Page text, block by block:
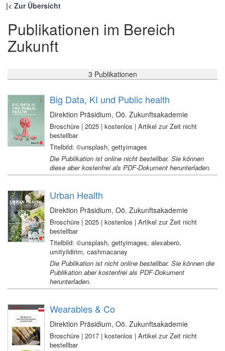
Zur Übersicht
Publikationen im Bereich
Zukunft
3 Publikationen
Big Data, KI und Public health
Direktion Präsidium, Oö. Zukunftsakademie
Broschüre | 2025 | kostenlos | Artikel zur Zeit nicht
bestellbar
Titelbild: ©unsplash, gettyimages
Die Publikation ist online nicht bestellbar. Sie können
diese aber kostenfrei als PDF-Dokument herunterladen.
Urban Health
Direktion Präsidium, Oö. Zukunftsakademie
Broschüre | 2025 | kostenlos | Artikel zur Zeit nicht
bestellbar
Titelbild: ©unsplash, gettyimages, alexabero,
umityildirim, cashmacanay
Die Publikation ist nicht online bestellbar. Sie können die
Publikation aber kostenfrei als PDF-Dokument
herunterladen.
Wearables & Co
Direktion Präsidium, Oö. Zukunftsakademie
Broschüre | 2017 | kostenlos | Artikel zur Zeit nicht
bestellbar